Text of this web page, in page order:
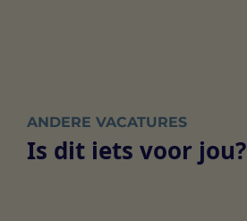
ANDERE VACATURES
Is dit iets voor jou?